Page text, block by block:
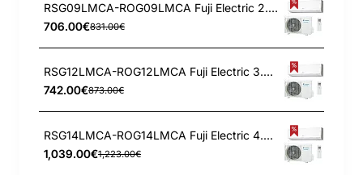
RSG09LMCA-ROG09LMCA Fuji Electric 2.5/3.2 kW kondicionierius
706.00€831.00€
RSG12LMCA-ROG12LMCA Fuji Electric 3.4/4.0 kW kondicionierius
742.00€873.00€
RSG14LMCA-ROG14LMCA Fuji Electric 4.0/5.0 kW kondicionierius
1,039.00€1,223.00€